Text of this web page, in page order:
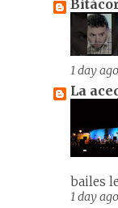
1 day ago
La
bailes
1 day ago